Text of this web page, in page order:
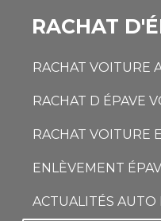
Passer
contenu
RACHAT
RACHAT VOITURE
RACHAT D ÉPAVE
RACHAT VOITURE
ENLÈVEMENT
ACTUALITÉS AUTO